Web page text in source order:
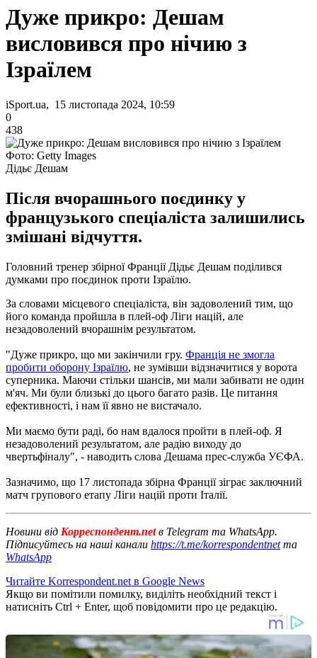
Дуже прикро: Дешам
висловився про нічию з
Ізраїлем
iSport.ua, 15 листопада 2024, 10:59
0
438
Фото: Getty Images
Дідьє Дешам
Після вчорашнього поєдинку у
французького спеціаліста залишились
змішані відчуття.
Головний тренер збірної Франції Дідьє Дешам поділився
думками про поєдинок проти Ізраїлю.
За словами місцевого спеціаліста, він задоволений тим, що
його команда пройшла в плей-оф Ліги націй, але
незадоволений вчорашнім результатом.
"Дуже прикро, що ми закінчили гру. Франція не змогла
пробити оборону Ізраїлю, не зумівши відзначитися у ворота
суперника. Маючи стільки шансів, ми мали забивати не один
м'яч. Ми були близькі до цього багато разів. Це питання
ефективності, і нам її явно не вистачало.
Ми маємо бути раді, бо нам вдалося пройти в плей-оф. Я
незадоволений результатом, але радію виходу до
чвертьфіналу", - наводить слова Дешама прес-служба УЄФА.
Зазначимо, що 17 листопада збірна Франції зіграє заключний
матч групового етапу Ліги націй проти Італії.
Новини від Корреспондент.netв Telegram та WhatsApp.
Підписуйтесь на наші канали https://t.me/korrespondentnetта
WhatsApp
Читайте Korrespondent.net в Google News
Якщо ви помітили помилку, виділіть необхідний текст і
натисніть Ctrl + Enter, щоб повідомити про це редакцію.